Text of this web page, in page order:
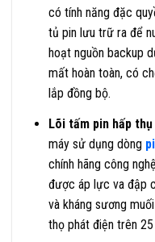
có tính năng đặc
tủ pin lưu trữ ra để
hoạt nguồn backup
mất hoàn toàn, có
lắp đồng bộ.
Lõi tấm pin hấp
máy sử dụng dòng
chính hãng công
được áp lực va đập
và kháng sương
thọ phát điện trên